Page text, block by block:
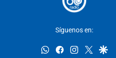
Síguenos en:
whatsappfacebookinstagram
twitter